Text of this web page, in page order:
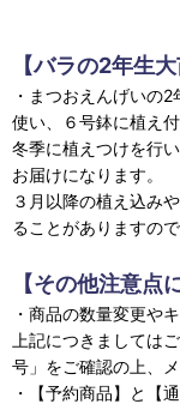
【バラの2年生
・まつおえんげいの
使い、６号鉢に植え
冬季に植えつけを行
お届けになります。
３月以降の植え込み
ることがありますの
【その他注意点
・商品の数量変更や
上記につきましては
号」をご確認の上、
・【予約商品】と【